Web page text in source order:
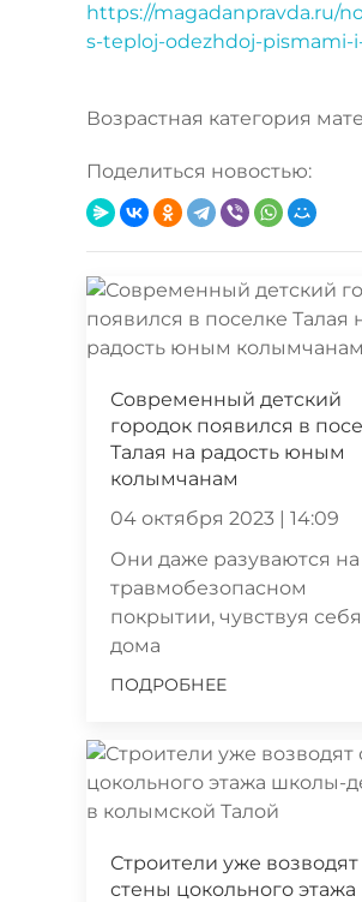
https://magadanpravda.ru/
s-teploj-odezhdoj-
Возрастная категория
Поделиться новостью:
Современный детский
городок появился в
Талая на радость юным
колымчанам
04 октября 2023 | 14:09
Они даже разуваются на
травмобезопасном
покрытии, чувствуя
дома
ПОДРОБНЕЕ
Строители уже возводят
стены цокольного этажа